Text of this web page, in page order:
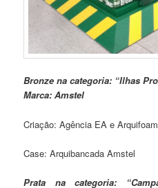
Bronze na categoria: “Ilhas
Marca: Amstel
Criação: Agência EA e Arquifoam
Case: Arquibancada Amstel
Prata na categoria: